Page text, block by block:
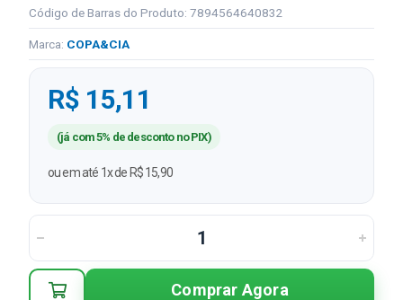
Código de Barras do Produto: 7894564640832
Marca: COPA&CIA
R$ 15,11
(já com 5% de desconto no PIX)
ou em até 1x de R$ 15,90
Comprar Agora